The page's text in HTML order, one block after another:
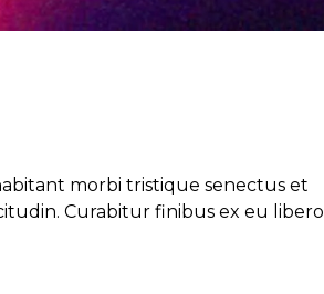
morbi tristique senectus et
Curabitur finibus ex eu libero